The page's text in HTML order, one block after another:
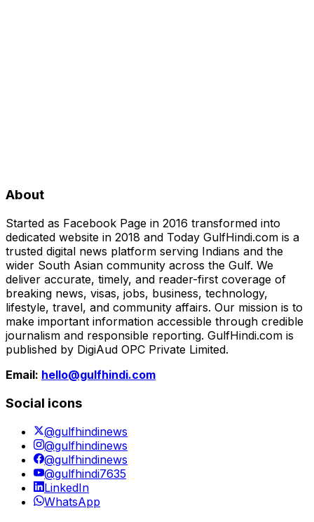
About
Started as Facebook Page in 2016 transformed into
dedicated website in 2018 and Today GulfHindi.com is a
trusted digital news platform serving Indians and the
wider South Asian community across the Gulf. We
deliver accurate, timely, and reader-first coverage of
breaking news, visas, jobs, business, technology,
lifestyle, travel, and community affairs. Our mission is to
make important information accessible through credible
journalism and responsible reporting. GulfHindi.com is
published by DigiAud OPC Private Limited.
Email: hello@gulfhindi.com
Social icons
@gulfhindinews
@gulfhindinews
@gulfhindinews
@gulfhindi7635
LinkedIn
WhatsApp